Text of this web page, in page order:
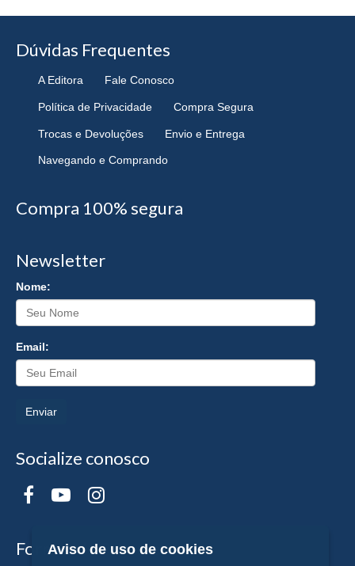
Dúvidas Frequentes
A Editora Fale Conosco
Política de Privacidade Compra Segura
Trocas e Devoluções Envio e Entrega
Navegando e Comprando
Compra 100% segura
Newsletter
Nome:
Email:
Enviar
Socialize conosco
Formas de Pagamento
Aviso de uso de cookies